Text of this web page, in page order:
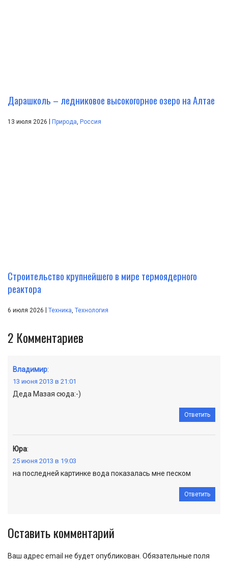
Дарашколь – ледниковое высокогорное озеро на Алтае
13 июля 2026 | Природа Россия
Строительство крупнейшего в мире термоядерного
реактора
6 июля 2026 Техника, Технология
2 Комментариев
Владимир:
13 июня 2013 в 21:01
Деда Мазая сюда:-)
Ответить
Юра:
25 июня 2013 в 19:03
на последней картинке вода показалась мне песком
Ответить
Оставить комментарий
Ваш адрес email не будет опубликован. Обязательные поля